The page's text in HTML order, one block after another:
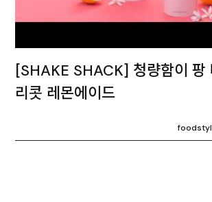
[SHAKE SHACK] 청량함이 팡
리콧 레몬에이드